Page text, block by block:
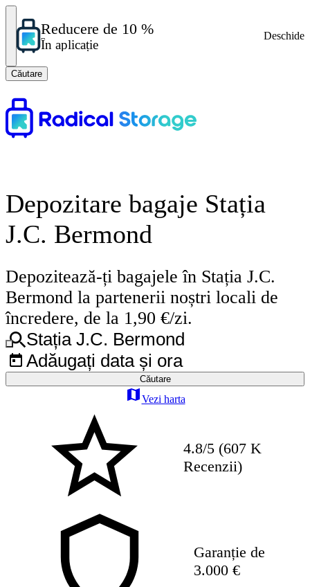
Reducere de 10 %
În aplicație
Deschide
Căutare
Depozitare bagaje Stația
J.C. Bermond
Depozitează-ți bagajele în Stația J.C.
Bermond la partenerii noștri locali de
încredere, de la 1,90 €/zi.
Stația J.C. Bermond
Adăugați data și ora
Căutare
Vezi harta
4.8/5 (607 K
Recenzii)
Garanție de
3.000 €